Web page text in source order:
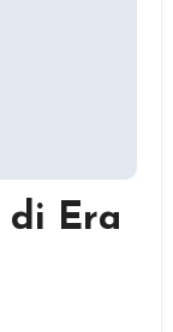
di Era